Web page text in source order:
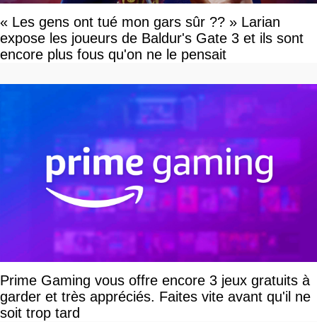
« Les gens ont tué mon gars sûr ?? » Larian
expose les joueurs de Baldur's Gate 3 et ils sont
encore plus fous qu'on ne le pensait
Prime Gaming vous offre encore 3 jeux gratuits à
garder et très appréciés. Faites vite avant qu'il ne
soit trop tard